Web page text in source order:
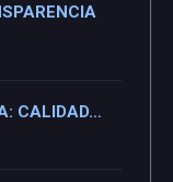
CALIDAD…